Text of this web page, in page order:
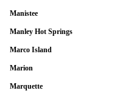
Manistee
Manley Hot Springs
Marco Island
Marion
Marquette